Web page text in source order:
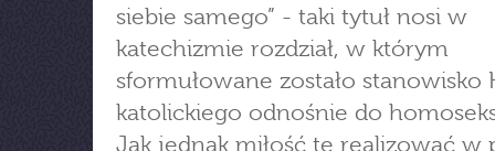
siebie samego” - taki tytuł nosi w
katechizmie rozdział, w którym
sformułowane zostało stanowisko
katolickiego odnośnie do
Jak jednak miłość tę realizować w